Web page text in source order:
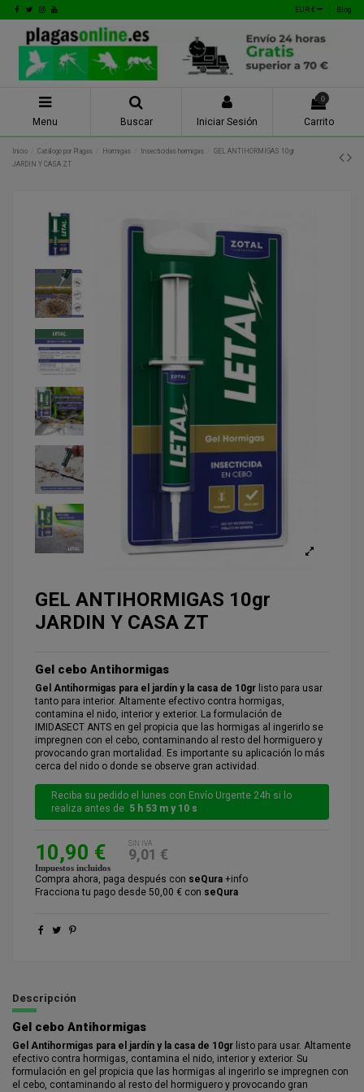
EUR € Blog
Menu Buscar Iniciar Sesión
0
Carrito
Inicio Catálogo por Plagas Hormigas Insecticidas hormigas
GEL ANTIHORMIGAS 10gr
JARDIN Y CASA ZT
GEL ANTIHORMIGAS 10gr
JARDIN Y CASA ZT
Gel cebo Antihormigas
Gel Antihormigas para el jardín y la casa de 10gr listo para usar
tanto para interior. Altamente efectivo contra hormigas,
contamina el nido, interior y exterior. La formulación de
IMIDASECT ANTS en gel propicia que las hormigas al ingerirlo se
impregnen con el cebo, contaminando al resto del hormiguero y
provocando gran mortalidad. Es importante su aplicación lo más
cerca del nido o donde se observe gran actividad.
Reciba su pedido el lunes con Envío Urgente 24h si lo
realiza antes de 5 h 53 m y 10 s
10,90 € SIN IVA
9,01 €
Impuestos incluidos
Compra ahora, paga después con seQura +info
Fracciona tu pago desde 50,00 € con seQura
Descripción
Gel cebo Antihormigas
Gel Antihormigas para el jardín y la casa de 10gr listo para usar. Altamente
efectivo contra hormigas, contamina el nido, interior y exterior. Su
formulación en gel propicia que las hormigas al ingerirlo se impregnen con
el cebo, contaminando al resto del hormiguero y provocando gran